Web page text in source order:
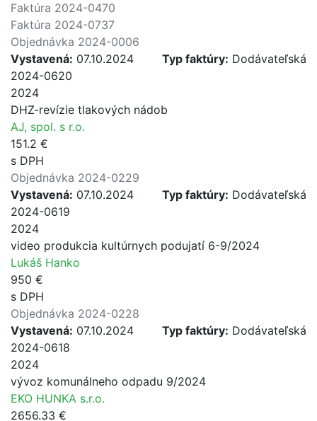
Faktúra 2024-0470
Faktúra 2024-0737
Objednávka 2024-0006
Vystavená: 07.10.2024 Typ faktúry: Dodávateľská
2024-0620
2024
DHZ-revízie tlakových nádob
AJ, spol. s r.o.
151.2 €
s DPH
Objednávka 2024-0229
Vystavená: 07.10.2024 Typ faktúry: Dodávateľská
2024-0619
2024
video produkcia kultúrnych podujatí 6-9/2024
Lukáš Hanko
950 €
s DPH
Objednávka 2024-0228
Vystavená: 07.10.2024 Typ faktúry: Dodávateľská
2024-0618
2024
vývoz komunálneho odpadu 9/2024
EKO HUNKA s.r.o.
2656.33 €